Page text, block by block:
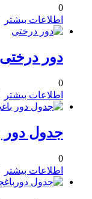
0
اطلاعات بیشتر
دور درختی
0
اطلاعات بیشتر
جدول دور
0
اطلاعات بیشتر